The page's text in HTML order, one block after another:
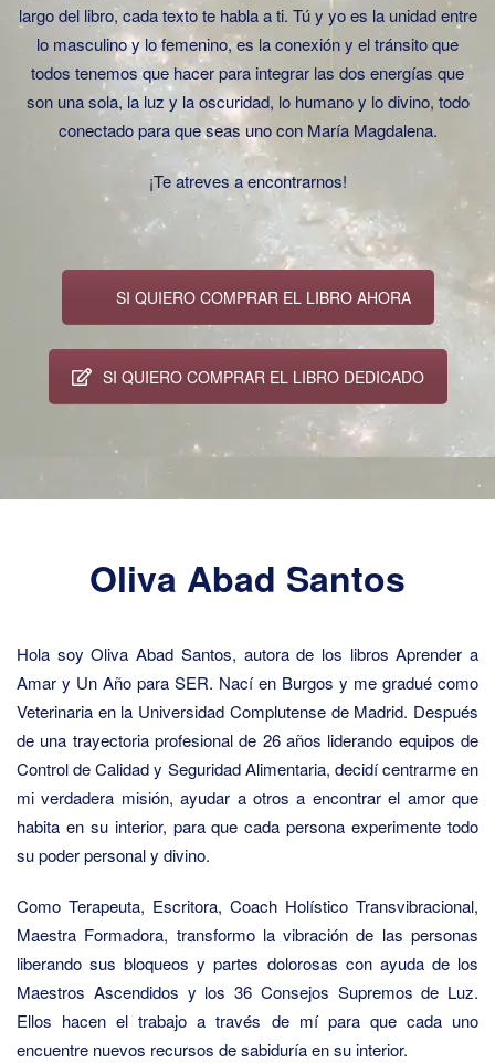
largo del libro, cada texto te habla a ti. Tú y yo es la unidad entre
lo masculino y lo femenino, es la conexión y el tránsito que
todos tenemos que hacer para integrar las dos energías que
son una sola, la luz y la oscuridad, lo humano y lo divino, todo
conectado para que seas uno con María Magdalena.
¡Te atreves a encontrarnos!
SI QUIERO COMPRAR EL LIBRO AHORA
SI QUIERO COMPRAR EL LIBRO DEDICADO
Oliva Abad Santos
Hola soy Oliva Abad Santos, autora de los libros Aprender a
Amar y Un Año para SER. Nací en Burgos y me gradué como
Veterinaria en la Universidad Complutense de Madrid. Después
de una trayectoria profesional de 26 años lide­rando equipos de
Control de Calidad y Seguridad Alimentaria, decidí centrarme en
mi verdadera misión, ayudar a otros a encon­trar el amor que
habita en su interior, para que cada persona expe­rimente todo
su poder personal y divino.
Como Terapeuta, Escritora, Coach Holístico Transvibracional,
Maestra Formadora, transformo la vibración de las personas
liberando sus blo­queos y partes dolorosas con ayuda de los
Maestros Ascendidos y los 36 Consejos Supremos de Luz.
Ellos hacen el trabajo a través de mí para que cada uno
encuentre nuevos recursos de sabiduría en su interior.